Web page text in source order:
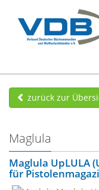
zurück zur
Maglula
Maglula UpLULA
für